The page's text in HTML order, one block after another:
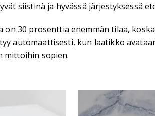
siistinä ja hyvässä järjestyksessä
on 30 prosenttia enemmän tilaa,
automaattisesti, kun laatikko
mittoihin sopien.